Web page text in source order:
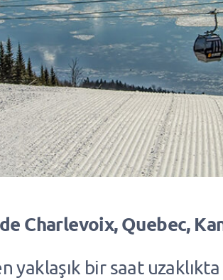
Charlevoix, Quebec,
yaklaşık bir saat